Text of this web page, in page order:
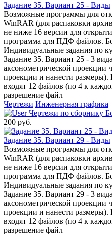
Задание 35. Вариант 25 - Виды
Возможные программы для
WinRAR (для распаковки
не ниже 16 версии для
программа для ПДФ файлов.
Индивидуальные задания по
Задание 35. Вариант 25 - 3
аксонометрической проекции
проекции и нанести
входят 12 файлов (по 4 к
разрешение файл
Чертежи Инженерная графика
Чертежи по сборнику
200 руб.
Задание 35. Вариант 29 - Виды
Возможные программы для
WinRAR (для распаковки
не ниже 16 версии для
программа для ПДФ файлов.
Индивидуальные задания по
Задание 35. Вариант 29 - 3
аксонометрической проекции
проекции и нанести
входят 12 файлов (по 4 к
разрешение файл